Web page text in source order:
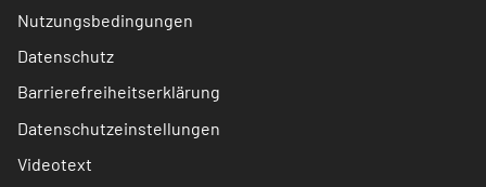
Nutzungsbedingungen
Datenschutz
Barrierefreiheitserklärung
Datenschutzeinstellungen
Videotext